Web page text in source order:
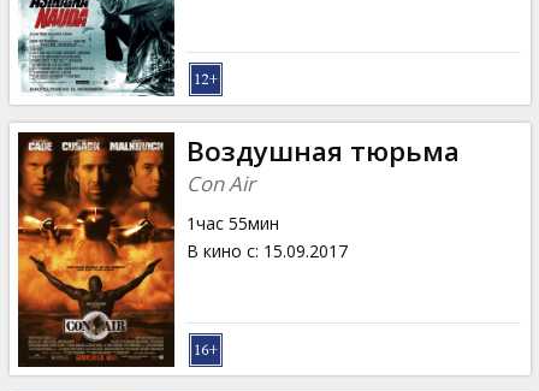
B2B
Клуб
Воздушная тюрьма
Con Air
1час 55мин
В кино с: 15.09.2017